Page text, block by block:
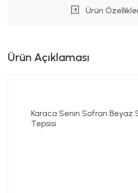
Ürün
Ürün Açıklaması
Karaca Senin Sofran Beyaz
Tepsisi